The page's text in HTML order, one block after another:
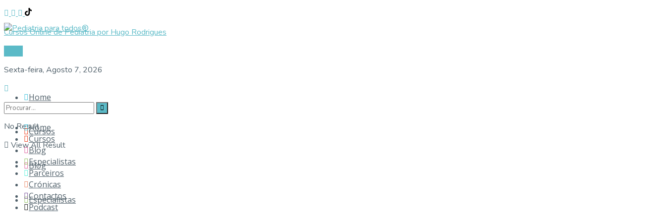
Cursos Online de Pediatria por Hugo Rodrigues
Sexta-feira, Agosto 7, 2026
No Result
View All Result
Home
Cursos
Blog
Especialistas
Home
Cursos
Blog
Especialistas
Parceiros
Crónicas
Contactos
Podcast